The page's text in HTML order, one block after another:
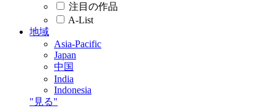
注目の作品
A-List
地域
Asia-Pacific
Japan
中国
India
Indonesia
"見る"